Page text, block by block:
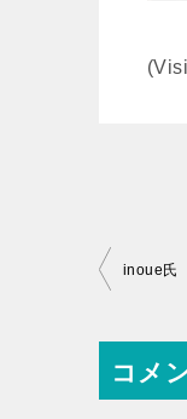
投
ナ
ビ
inoue氏
コメ